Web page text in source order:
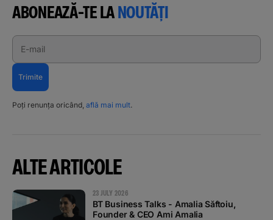
ABONEAZĂ-TE LANOUTĂȚI
E-mail
Trimite
Poți renunța oricând, află mai mult.
ALTE ARTICOLE
23 JULY 2026
BT Business Talks - Amalia Săftoiu,
Founder & CEO Ami Amalia